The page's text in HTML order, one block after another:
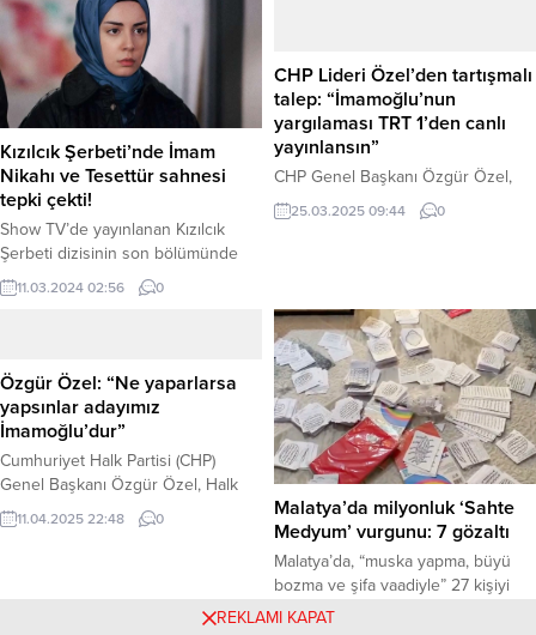
bulundu. Durumu fark eden
çevredeki...
ve Maliye Bakanlığı tarafından, bazı
medya kuruluşlarında yer alan
“vergisiz döviz” iddialarına ilişkin
açıklama yaptı. Bakanlık tarafından...
Kızılcık Şerbeti’nde İmam
Nikahı ve Tesettür sahnesi
tepki çekti!
Show TV’de yayınlanan Kızılcık
Şerbeti dizisinin son bölümünde
yaşanan bir sahne sosyal medyada
büyük tepki çekti. Dizide Selin
adam Gökhan ile imam nikahı kıydı
ve tesettüre girdi. Yasak Aşk ve
İmam Nikahı Dizide Çimen,
Gökhan’ın eşine giderek yaşadıkları
yasak aşkı itiraf etti....
11.03.2024 02:56 0
CHP Lideri Özel’den tartışmalı
talep: “İmamoğlu’nun
yargılaması TRT 1’den canlı
yayınlansın”
CHP Genel Başkanı Özgür Özel,
yaptığı bir konuşmada İstanbul
Büyükşehir Belediye Başkanı
yayınlanmasını talep etti. Özel, bu
talebini İmamoğlu’na yönelik
“temelsiz ve büyük yalanlarla
karalama” çabalarına karşı bir
meydan okuma olarak nitelendirdi.
Konuşmasında, İmamoğlu’nun
(kurgusal) tutuklanma sürecini
“başarısız bir darbe...
25.03.2025 09:44 0
Özgür Özel: “Ne yaparlarsa
yapsınlar adayımız
İmamoğlu’dur”
Cumhuriyet Halk Partisi (CHP)
Genel Başkanı Özgür Özel, Halk
TV’de İsmail Küçükkaya’nın
programına katılarak gündeme dair
yönelik hukuki süreçleri “darbe
11.04.2025 22:48 0
Malatya’da milyonluk ‘Sahte
Medyum’ vurgunu: 7 gözaltı
Malatya’da, “muska yapma, büyü
bozma ve şifa vaadiyle” 27 kişiyi
dolandırarak 34 milyon TL’nin
REKLAMI KAPAT